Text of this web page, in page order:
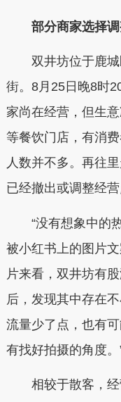
部分商家选择调
双井坊位于鹿城
街。8月25日晚8时
家尚在经营，但生
等餐饮门店，有消
人数并不多。再往
已经撤出或调整经营
“没有想象中的热
被小红书上的图片
片来看，双井坊有
后，发现其中存在
流量少了点，也有
有找好拍摄的角度。
相较于散客，经